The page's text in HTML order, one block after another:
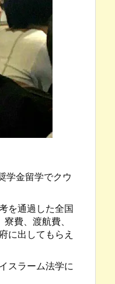
学金留学でクウ
を通過した全国
費、渡航費、
に出してもらえ
スラーム法学に